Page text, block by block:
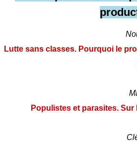
Lutte sans classes. Pourquoi le
Populistes et parasites.